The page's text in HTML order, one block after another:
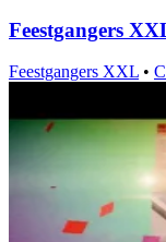
Feestgangers
Feestgangers XXL •